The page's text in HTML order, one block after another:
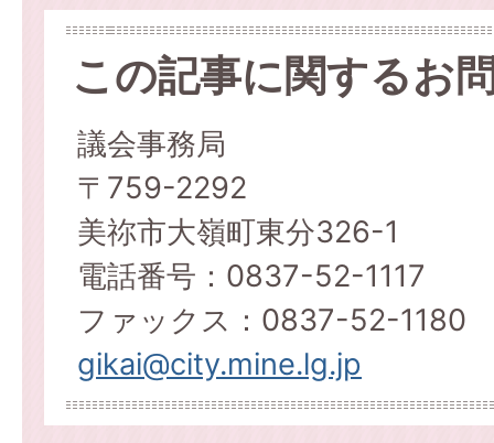
この記事に関するお
議会事務局
〒759-2292
美祢市大嶺町東分326-1
電話番号：0837-52-1117
ファックス：0837-52-1180
gikai@city.mine.lg.jp